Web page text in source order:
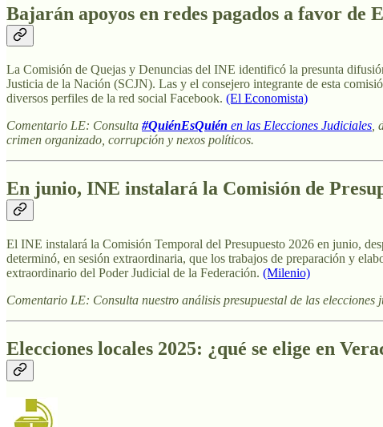
Bajarán apoyos en redes pagados a favor de
La Comisión de Quejas y Denuncias del INE identificó la presunta
Justicia de la Nación (SCJN). Las y el consejero integrante de esta
diversos perfiles de la red social Facebook. (El Economista)
Comentario LE: Consulta #QuiénEsQuién en las Elecciones Judiciales
crimen organizado, corrupción y nexos políticos.
En junio, INE instalará la Comisión de
El INE instalará la Comisión Temporal del Presupuesto 2026 en junio,
determinó, en sesión extraordinaria, que los trabajos de preparación y
extraordinario del Poder Judicial de la Federación. (Milenio)
Comentario LE: Consulta nuestro análisis presupuestal de las elecciones
Elecciones locales 2025: ¿qué se elige en